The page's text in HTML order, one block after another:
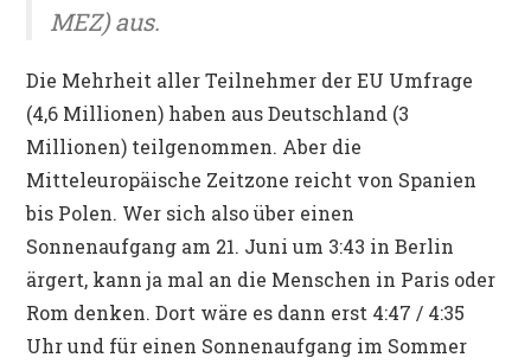
MEZ) aus.
Die Mehrheit aller Teilnehmer der EU Umfrage
(4,6 Millionen) haben aus Deutschland (3
Millionen) teilgenommen. Aber die
Mitteleuropäische Zeitzone reicht von Spanien
bis Polen. Wer sich also über einen
Sonnenaufgang am 21. Juni um 3:43 in Berlin
ärgert, kann ja mal an die Menschen in Paris oder
Rom denken. Dort wäre es dann erst 4:47 / 4:35
Uhr und für einen Sonnenaufgang im Sommer